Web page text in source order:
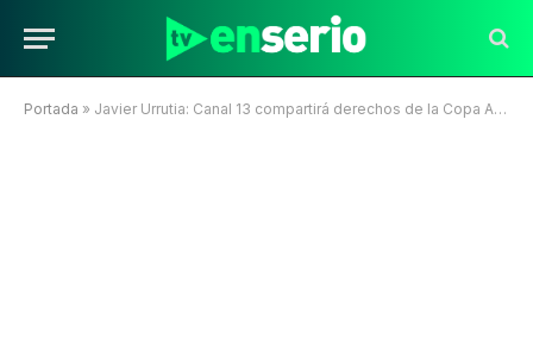
Portada » Javier Urrutia: Canal 13 compartirá derechos de la Copa América